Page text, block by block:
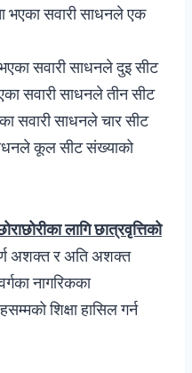
भएका सवारी साधनले एक
सवारी साधनले दुइ सीट
सवारी साधनले तीन सीट
सवारी साधनले चार सीट
कूल सीट संख्याको
लागि छात्रवृत्तिको
अशक्त र अति अशक्त
नागरिकका
शिक्षा हासिल गर्न